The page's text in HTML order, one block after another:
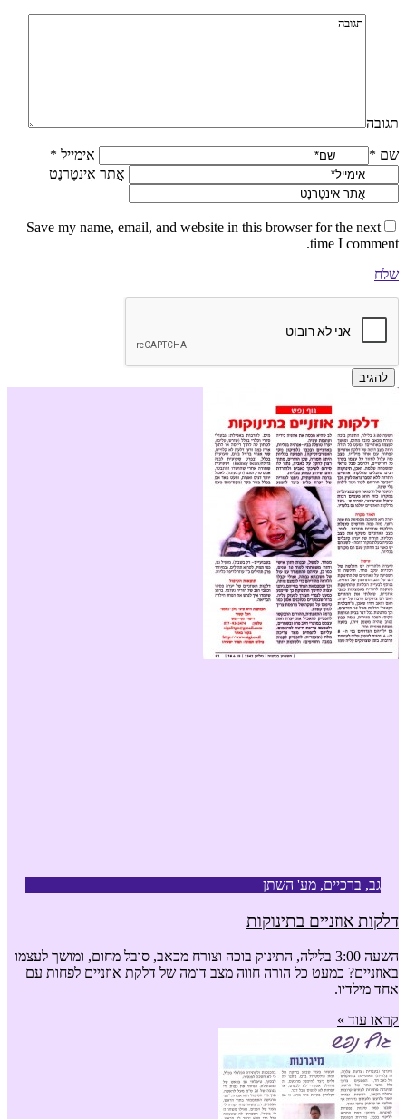
תגובה
שם *
אימייל *
אֲתַר אִינטֶרנֶט
Save my name, email, and website in this browser for the next
time I comment.
שלח
גב, ברכיים, מע' השתן
דלקות אוזניים בתינוקות
השעה 3:00 בלילה, התינוק בוכה וצורח מכאב, סובל מחום, ומושך לעצמו
באוזניים? כמעט כל הורה חווה מצב דומה של דלקת אוזניים לפחות עם
אחד מילדיו.
קראו עוד »